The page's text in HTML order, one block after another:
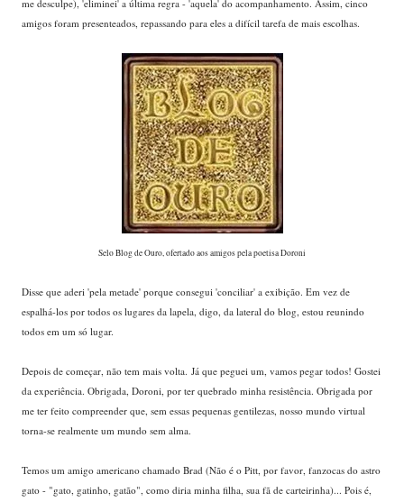
me desculpe), 'eliminei' a última regra - 'aquela' do acompanhamento. Assim, cinco
amigos foram presenteados, repassando para eles a difícil tarefa de mais escolhas.
Selo Blog de Ouro, ofertado aos amigos pela poetisa Doroni
Disse que aderi 'pela metade' porque consegui 'conciliar' a exibição. Em vez de
espalhá-los por todos os lugares da lapela, digo, da lateral do blog, estou reunindo
todos em um só lugar.
Depois de começar, não tem mais volta. Já que peguei um, vamos pegar todos! Gostei
da experiência. Obrigada, Doroni, por ter quebrado minha resistência. Obrigada por
me ter feito compreender que, sem essas pequenas gentilezas, nosso mundo virtual
torna-se realmente um mundo sem alma.
Temos um amigo americano chamado Brad (Não é o Pitt, por favor, fanzocas do astro
gato - "gato, gatinho, gatão", como diria minha filha, sua fã de carteirinha)... Pois é,